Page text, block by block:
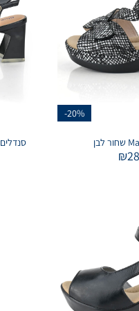
-20%
₪
סנדלים Stonehaven בצבע שחור לקה